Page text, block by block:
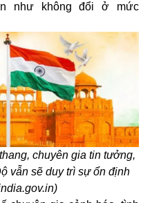
như không đổi ở mức
chuyên gia tin tưởng,
vẫn sẽ duy trì sự ổn định